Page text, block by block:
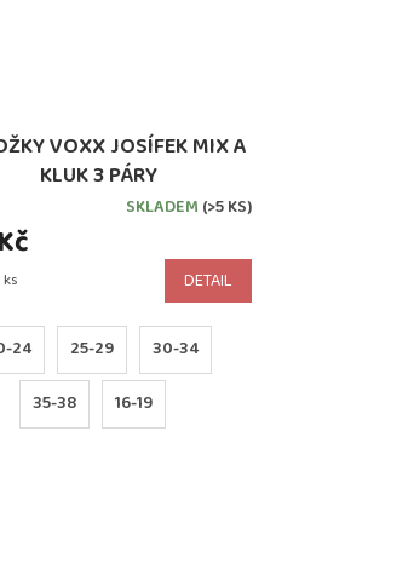
VOXX JOSÍFEK MIX A
KLUK 3 PÁRY
SKLADEM (>5 KS)
DETAIL
24 25-29 30-34
35-38 16-19